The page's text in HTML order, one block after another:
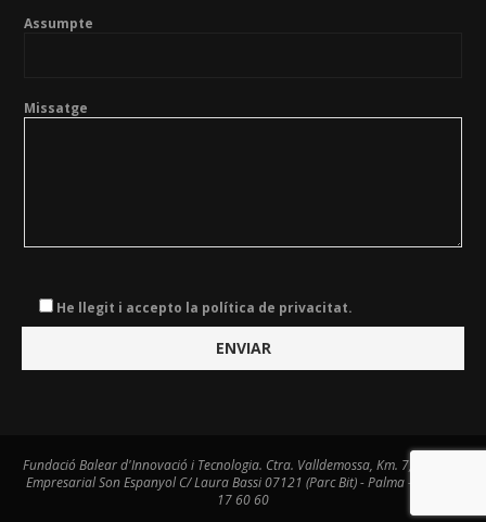
Assumpte
Missatge
He llegit i accepto la política de privacitat.
Fundació Balear d'Innovació i Tecnologia. Ctra. Valldemossa, Km. 7,4. Centre
Empresarial Son Espanyol C/ Laura Bassi 07121 (Parc Bit) - Palma - Tel. 971
17 60 60